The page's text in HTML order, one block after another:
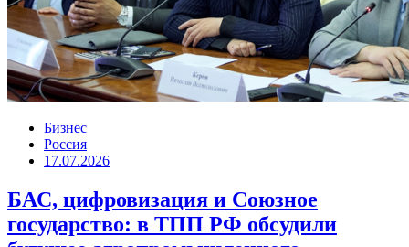
Бизнес
Россия
17.07.2026
БАС, цифровизация и Союзное
государство: в ТПП РФ обсудили